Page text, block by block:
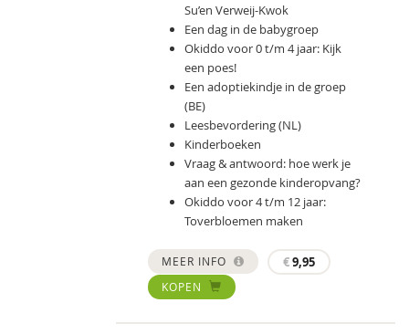
Su’en Verweij-Kwok
Een dag in de babygroep
Okiddo voor 0 t/m 4 jaar: Kijk
een poes!
Een adoptiekindje in de groep
(BE)
Leesbevordering (NL)
Kinderboeken
Vraag & antwoord: hoe werk je
aan een gezonde kinderopvang?
Okiddo voor 4 t/m 12 jaar:
Toverbloemen maken
MEER INFO €9,95
KOPEN